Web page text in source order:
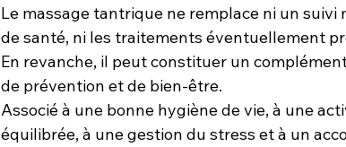
Le massage tantrique ne remplace ni un
de santé, ni les traitements éventuellement
En revanche, il peut constituer un
de prévention et de bien-être.
Associé à une bonne hygiène de vie, à une
équilibrée, à une gestion du stress et à un